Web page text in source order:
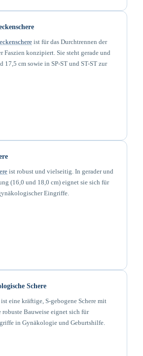
ist für das Durchtrennen der
Faszien konzipiert. Sie steht gerade und
17,5 cm sowie in SP-ST und ST-ST zur
ist robust und vielseitig. In gerader und
(16,0 und 18,0 cm) eignet sie sich für
Eingriffe.
Schere
ist eine kräftige, S-gebogene Schere mit
robuste Bauweise eignet sich für
in Gynäkologie und Geburtshilfe.